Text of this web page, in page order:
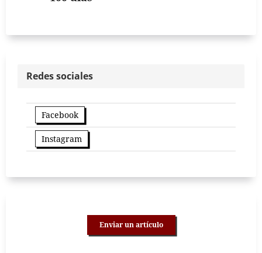
Redes sociales
Facebook
Instagram
Enviar un artículo